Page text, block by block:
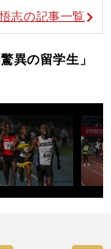
志の記事一覧
異の留学生」